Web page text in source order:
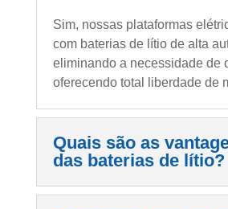
Sim, nossas plataformas
com baterias de lítio de alta
eliminando a necessidade de
oferecendo total liberdade de
Quais são as
das baterias de lítio?